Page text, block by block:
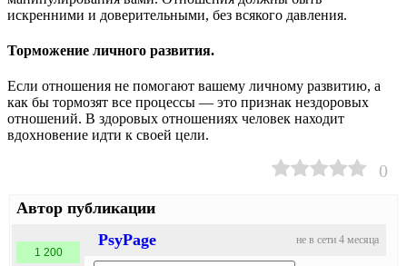
искренними и доверительными, без всякого давления.
Торможение личного развития.
Если отношения не помогают вашему личному развитию, а
как бы тормозят все процессы — это признак нездоровых
отношений. В здоровых отношениях человек находит
вдохновение идти к своей цели.
0
Автор публикации
не в сети 4 месяца
PsyPage
1 200